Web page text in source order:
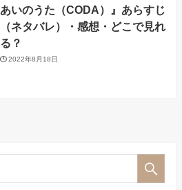
あいのうた（CODA）』あらすじ
（ネタバレ）・感想・どこで見れ
る？
2022年8月18日